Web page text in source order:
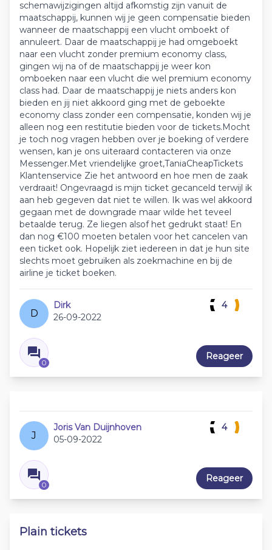
schemawijzigingen altijd afkomstig zijn vanuit de
maatschappij, kunnen wij je geen compensatie bieden
wanneer de maatschappij een vlucht omboekt of
annuleert. Daar de maatschappij je had omgeboekt
naar een vlucht zonder premium economy class,
gingen wij na of de maatschappij je weer kon
omboeken naar een vlucht die wel premium economy
class had. Daar de maatschappij je niets anders kon
bieden en jij niet akkoord ging met de geboekte
economy class zonder een compensatie, konden wij je
alleen nog een restitutie bieden voor de tickets.​ Mocht
je toch nog vragen hebben over je boeking of verdere
wensen, kan je ons uiteraard contacteren via onze
Messenger.​ Met vriendelijke groet,​ TaniaCheapTickets
Klantenservice Zie het antwoord en hoe men de zaak
verdraait! Ongevraagd is mijn ticket gecanceld terwijl ik
aan heb gegeven dat niet te willen. Ik was wel akkoord
gegaan met de downgrade maar wilde het teveel
betaalde terug. Ze liegen alsof het gedrukt staat! En
dan nog €100 moeten betalen voor het cancelen van
een ticket ook. Hopelijk ziet iedereen in dat je hun site
slechts moet gebruiken als zoekmachine en bij de
airline je ticket boeken.
D
Dirk
26-09-2022
0
4
Reageer
J
Joris Van Duijnhoven
05-09-2022
0
4
Reageer
Plain tickets